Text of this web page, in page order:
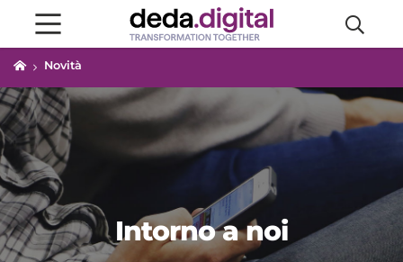
Novità
Intorno a noi